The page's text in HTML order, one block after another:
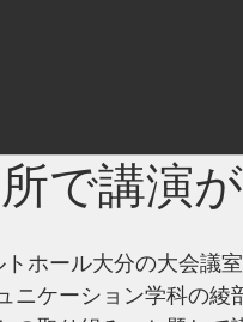
で講演
ホール大分の大会議
ニケーション学科の